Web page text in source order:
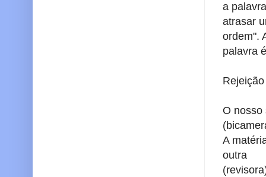
a
atrasar
ordem".
palavra
O nosso
A
outra